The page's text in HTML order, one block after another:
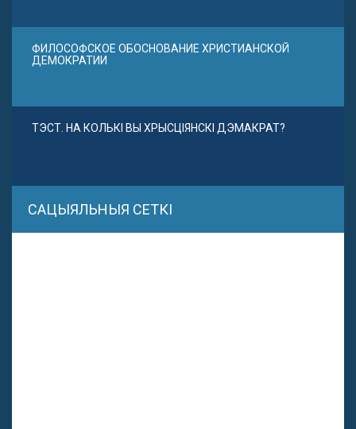
ФИЛОСОФСКОЕ ОБОСНОВАНИЕ ХРИСТИАНСКОЙ
ДЕМОКРАТИИ
ТЭСТ. НА КОЛЬКІ ВЫ ХРЫСЦІЯНСКІ ДЭМАКРАТ?
САЦЫЯЛЬНЫЯ СЕТКІ